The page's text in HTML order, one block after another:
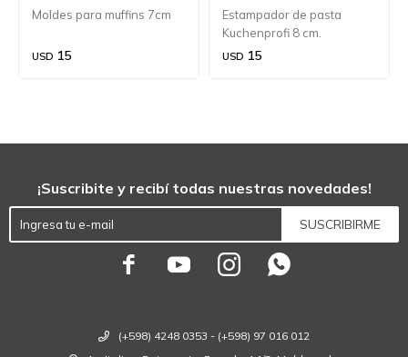
Moldes para muffins 7cm
USD 15
Estampador de pasta
Kuchenprofi 8 cm.
USD 15
(+598) 4248 0353 - (+598) 97 016 012
¡Suscribite y recibí todas nuestras novedades!
SUSCRIBIRME
   